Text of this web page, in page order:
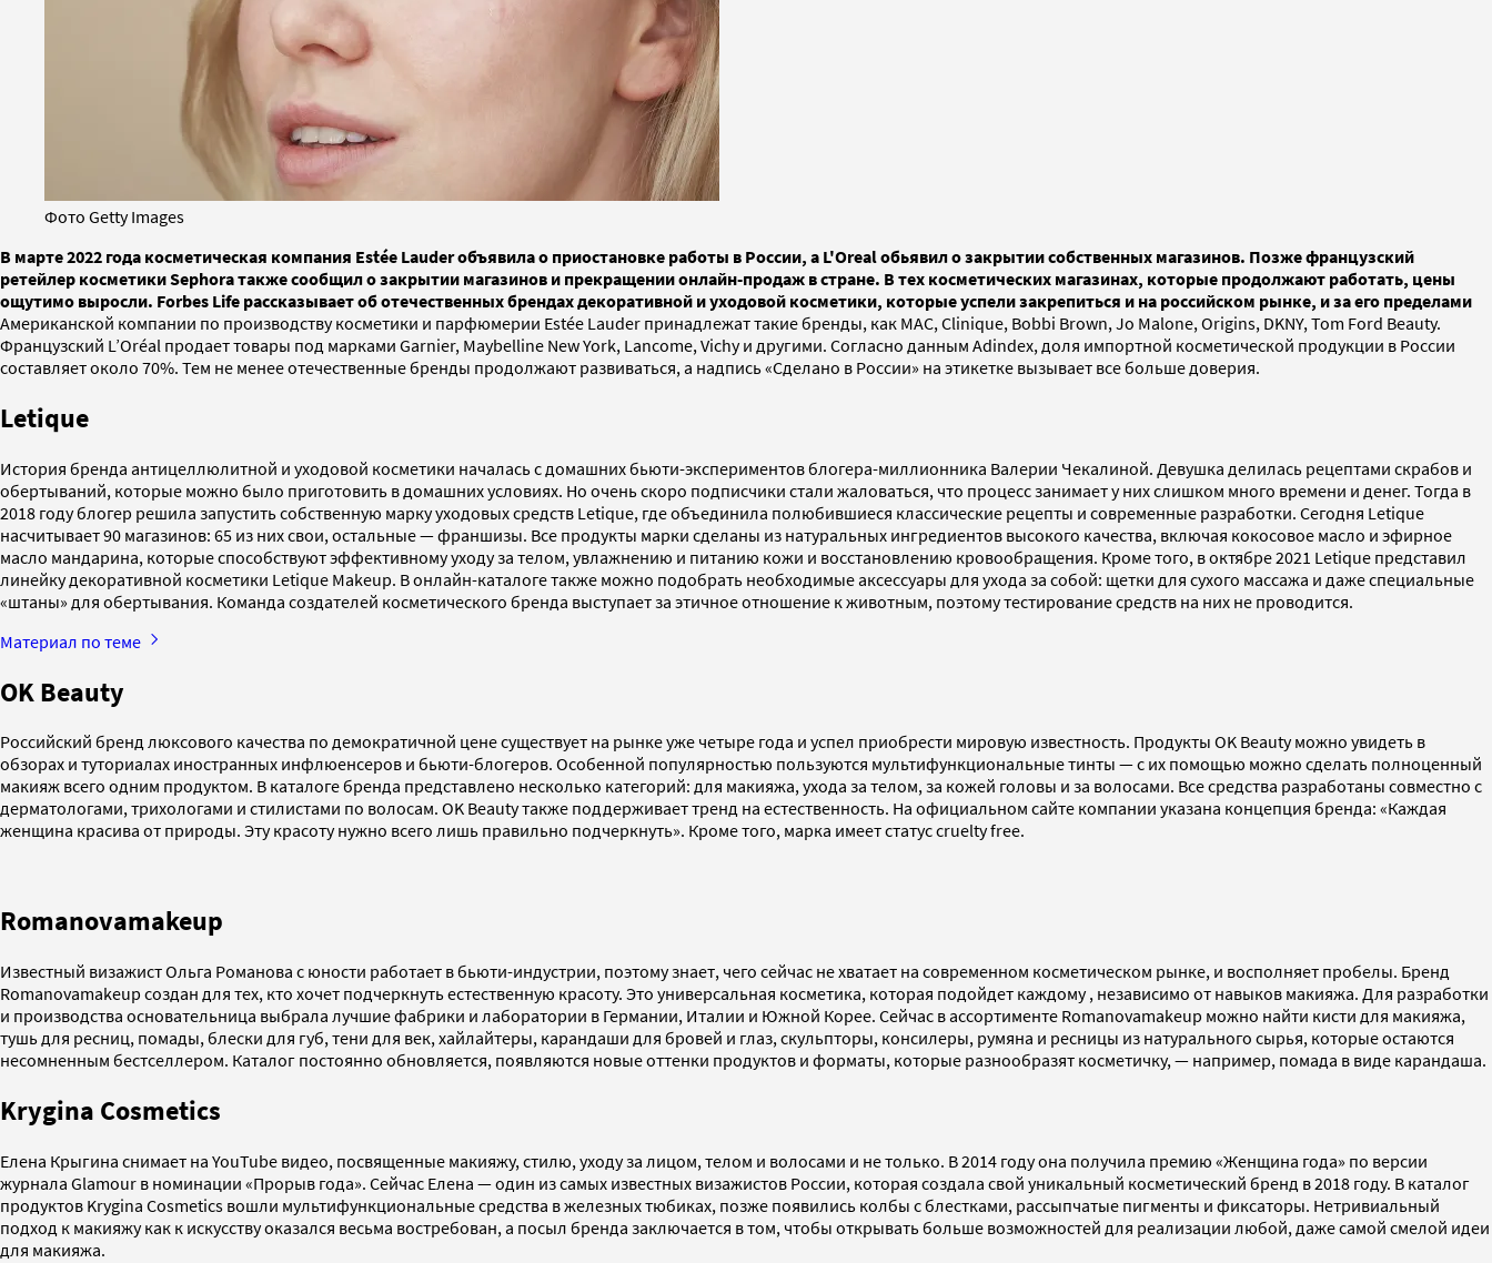
Фото Getty Images
В марте 2022 года косметическая компания Estée Lauder объявила о приостановке работы в России, а L'Oreal обьявил о закрытии собственных магазинов. Позже французский
ретейлер косметики Sephora также сообщил о закрытии магазинов и прекращении онлайн-продаж в стране. В тех косметических магазинах, которые продолжают работать, цены
ощутимо выросли. Forbes Life рассказывает об отечественных брендах декоративной и уходовой косметики, которые успели закрепиться и на российском рынке, и за его пределами
Американской компании по производству косметики и парфюмерии Estée Lauder принадлежат такие бренды, как MAC, Clinique, Bobbi Brown, Jo Malone, Origins, DKNY, Tom Ford Beauty.
Французский L’Oréal продает товары под марками Garnier, Maybelline New York, Lancome, Vichy и другими. Согласно данным Adindex, доля импортной косметической продукции в России
составляет около 70%. Тем не менее отечественные бренды продолжают развиваться, а надпись «Сделано в России» на этикетке вызывает все больше доверия.
Letique
История бренда антицеллюлитной и уходовой косметики началась с домашних бьюти-экспериментов блогера-миллионника Валерии Чекалиной. Девушка делилась рецептами скрабов и
обертываний, которые можно было приготовить в домашних условиях. Но очень скоро подписчики стали жаловаться, что процесс занимает у них слишком много времени и денег. Тогда в
2018 году блогер решила запустить собственную марку уходовых средств Letique, где объединила полюбившиеся классические рецепты и современные разработки. Сегодня Letique
насчитывает 90 магазинов: 65 из них свои, остальные — франшизы. Все продукты марки сделаны из натуральных ингредиентов высокого качества, включая кокосовое масло и эфирное
масло мандарина, которые способствуют эффективному уходу за телом, увлажнению и питанию кожи и восстановлению кровообращения. Кроме того, в октябре 2021 Letique представил
линейку декоративной косметики Letique Makeup. В онлайн-каталоге также можно подобрать необходимые аксессуары для ухода за собой: щетки для сухого массажа и даже специальные
«штаны» для обертывания. Команда создателей косметического бренда выступает за этичное отношение к животным, поэтому тестирование средств на них не проводится.
Материал по теме
OK Вeauty
Российский бренд люксового качества по демократичной цене существует на рынке уже четыре года и успел приобрести мировую известность. Продукты OK Beauty можно увидеть в
обзорах и туториалах иностранных инфлюенсеров и бьюти-блогеров. Особенной популярностью пользуются мультифункциональные тинты — с их помощью можно сделать полноценный
макияж всего одним продуктом. В каталоге бренда представлено несколько категорий: для макияжа, ухода за телом, за кожей головы и за волосами. Все средства разработаны совместно с
дерматологами, трихологами и стилистами по волосам. OK Beauty также поддерживает тренд на естественность. На официальном сайте компании указана концепция бренда: «Каждая
женщина красива от природы. Эту красоту нужно всего лишь правильно подчеркнуть». Кроме того, марка имеет статус cruelty free.
Romanovamakeup
Известный визажист Ольга Романова с юности работает в бьюти-индустрии, поэтому знает, чего сейчас не хватает на современном косметическом рынке, и восполняет пробелы. Бренд
Romanovamakeup создан для тех, кто хочет подчеркнуть естественную красоту. Это универсальная косметика, которая подойдет каждому , независимо от навыков макияжа. Для разработки
и производства основательница выбрала лучшие фабрики и лаборатории в Германии, Италии и Южной Корее. Сейчас в ассортименте Romanovamakeup можно найти кисти для макияжа,
тушь для ресниц, помады, блески для губ, тени для век, хайлайтеры, карандаши для бровей и глаз, скульпторы, консилеры, румяна и ресницы из натурального сырья, которые остаются
несомненным бестселлером. Каталог постоянно обновляется, появляются новые оттенки продуктов и форматы, которые разнообразят косметичку, — например, помада в виде карандаша.
Krygina Cosmetics
Елена Крыгина снимает на YouTube видео, посвященные макияжу, стилю, уходу за лицом, телом и волосами и не только. В 2014 году она получила премию «Женщина года» по версии
журнала Glamour в номинации «Прорыв года». Сейчас Елена — один из самых известных визажистов России, которая создала свой уникальный косметический бренд в 2018 году. В каталог
продуктов Krygina Cosmetics вошли мультифункциональные средства в железных тюбиках, позже появились колбы с блестками, рассыпчатые пигменты и фиксаторы. Нетривиальный
подход к макияжу как к искусству оказался весьма востребован, а посыл бренда заключается в том, чтобы открывать больше возможностей для реализации любой, даже самой смелой идеи
для макияжа.